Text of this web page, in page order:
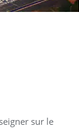
sur le